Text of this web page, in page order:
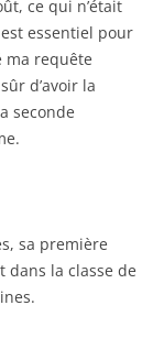
ce qui n’était
essentiel pour
ma requête
d’avoir la
seconde
sa première
dans la classe de